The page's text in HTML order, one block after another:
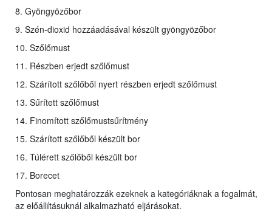
8. Gyöngyözőbor
9. Szén-dioxid hozzáadásával készült gyöngyözőbor
10. Szőlőmust
11. Részben erjedt szőlőmust
12. Szárított szőlőből nyert részben erjedt szőlőmust
13. Sűrített szőlőmust
14. Finomított szőlőmustsűrítmény
15. Szárított szőlőből készült bor
16. Túlérett szőlőből készült bor
17. Borecet
Pontosan meghatározzák ezeknek a kategóriáknak a fogalmát,
az előállításuknál alkalmazható eljárásokat.